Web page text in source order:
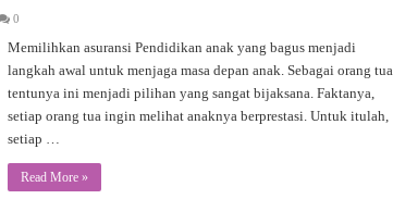
0
Memilihkan asuransi Pendidikan anak yang bagus menjadi
langkah awal untuk menjaga masa depan anak. Sebagai orang tua,
tentunya ini menjadi pilihan yang sangat bijaksana. Faktanya,
setiap orang tua ingin melihat anaknya berprestasi. Untuk itulah,
setiap …
Read More »